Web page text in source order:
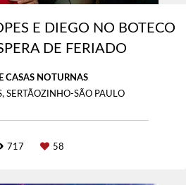
E DIEGO NO BOTECO
DE FERIADO
CASAS NOTURNAS
SERTÃOZINHO-SÃO PAULO
717 58